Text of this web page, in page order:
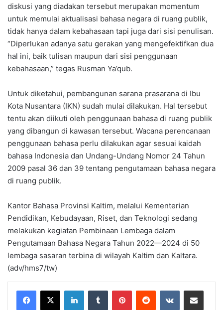
diskusi yang diadakan tersebut merupakan momentum
untuk memulai aktualisasi bahasa negara di ruang publik,
tidak hanya dalam kebahasaan tapi juga dari sisi penulisan.
“Diperlukan adanya satu gerakan yang mengefektifkan dua
hal ini, baik tulisan maupun dari sisi penggunaan
kebahasaan,” tegas Rusman Ya’qub.
Untuk diketahui, pembangunan sarana prasarana di Ibu
Kota Nusantara (IKN) sudah mulai dilakukan. Hal tersebut
tentu akan diikuti oleh penggunaan bahasa di ruang publik
yang dibangun di kawasan tersebut. Wacana perencanaan
penggunaan bahasa perlu dilakukan agar sesuai kaidah
bahasa Indonesia dan Undang-Undang Nomor 24 Tahun
2009 pasal 36 dan 39 tentang pengutamaan bahasa negara
di ruang publik.
Kantor Bahasa Provinsi Kaltim, melalui Kementerian
Pendidikan, Kebudayaan, Riset, dan Teknologi sedang
melakukan kegiatan Pembinaan Lembaga dalam
Pengutamaan Bahasa Negara Tahun 2022—2024 di 50
lembaga sasaran terbina di wilayah Kaltim dan Kaltara.
(adv/hms7/tw)